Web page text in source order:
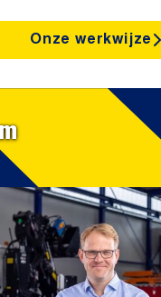
Onze werkwijze